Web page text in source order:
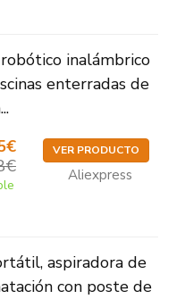
inalámbrico
enterradas de
VER PRODUCTO
Aliexpress
aspiradora de
con poste de